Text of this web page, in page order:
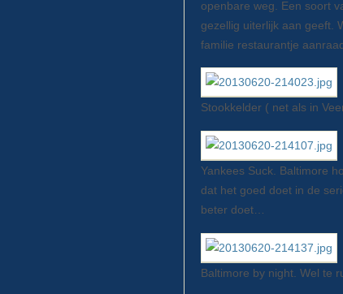
openbare weg. Een soort
gezellig uiterlijk aan geeft.
familie restaurantje
Stookkelder ( net als in
Yankees Suck. Baltimore
dat het goed doet in de
beter doet…
Baltimore by night. Wel te